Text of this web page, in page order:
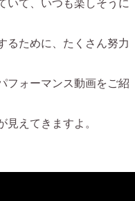
いて、いつも楽しそうに
るために、たくさん努力
フォーマンス動画をご紹
見えてきますよ。